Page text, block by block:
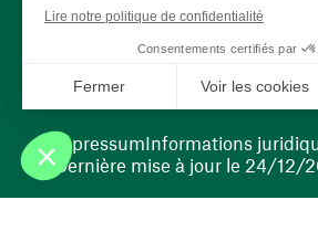
(ouvre une
Dernière mise à jour le 24/12/
ImpressumInformations